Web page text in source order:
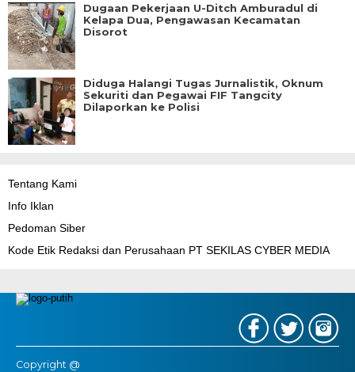
Dugaan Pekerjaan U-Ditch Amburadul di
Kelapa Dua, Pengawasan Kecamatan
Disorot
Diduga Halangi Tugas Jurnalistik, Oknum
Sekuriti dan Pegawai FIF Tangcity
Dilaporkan ke Polisi
Tentang Kami
Info Iklan
Pedoman Siber
Kode Etik Redaksi dan Perusahaan PT SEKILAS CYBER MEDIA
Copyright @